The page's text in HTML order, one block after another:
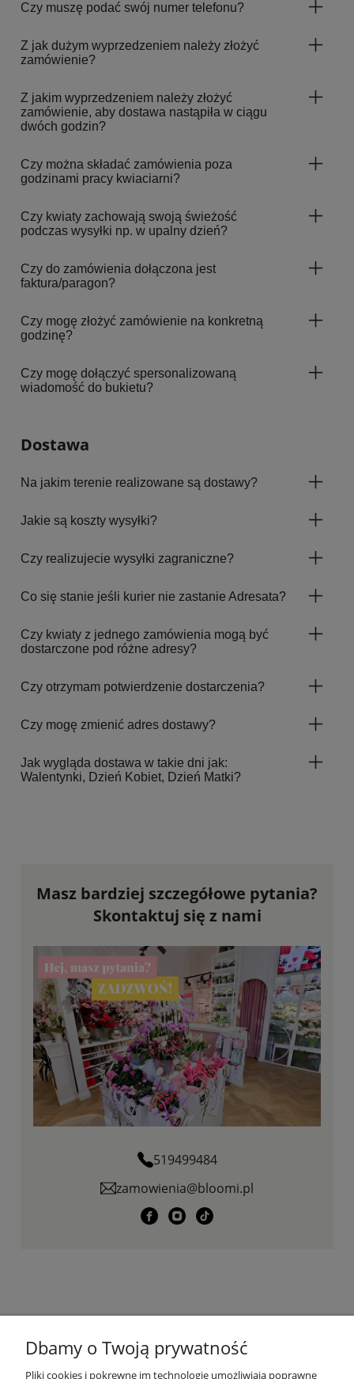
Czy muszę podać swój numer telefonu?
Z jak dużym wyprzedzeniem należy złożyć
zamówienie?
Z jakim wyprzedzeniem należy złożyć
zamówienie, aby dostawa nastąpiła w ciągu
dwóch godzin?
Czy można składać zamówienia poza
godzinami pracy kwiaciarni?
Czy kwiaty zachowają swoją świeżość
podczas wysyłki np. w upalny dzień?
Czy do zamówienia dołączona jest
faktura/paragon?
Czy mogę złożyć zamówienie na konkretną
godzinę?
Czy mogę dołączyć spersonalizowaną
wiadomość do bukietu?
Dostawa
Na jakim terenie realizowane są dostawy?
Jakie są koszty wysyłki?
Czy realizujecie wysyłki zagraniczne?
Co się stanie jeśli kurier nie zastanie Adresata?
Czy kwiaty z jednego zamówienia mogą być
dostarczone pod różne adresy?
Czy otrzymam potwierdzenie dostarczenia?
Czy mogę zmienić adres dostawy?
Jak wygląda dostawa w takie dni jak:
Walentynki, Dzień Kobiet, Dzień Matki?
Masz bardziej szczegółowe pytania?
Skontaktuj się z nami
519499484
zamowienia@bloomi.pl
Dbamy o Twoją prywatność
Pliki cookies i pokrewne im technologie umożliwiają poprawne